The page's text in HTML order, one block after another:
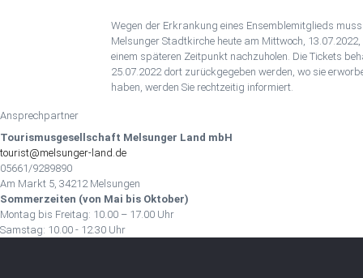
Wegen der Erkrankung eines Ensemblemitglieds
Melsunger Stadtkirche heute am Mittwoch,
einem späteren Zeitpunkt nachzuholen. Die Tickets
25.07.2022 dort zurückgegeben werden, wo sie
haben, werden Sie rechtzeitig informiert.
Ansprechpartner
Tourismusgesellschaft Melsunger Land mbH
tourist@melsunger-land.de
05661/9289890
Am Markt 5, 34212 Melsungen
Sommerzeiten (von Mai bis Oktober)
Montag bis Freitag: 10.00 – 17.00 Uhr
Samstag: 10.00 - 12.30 Uhr